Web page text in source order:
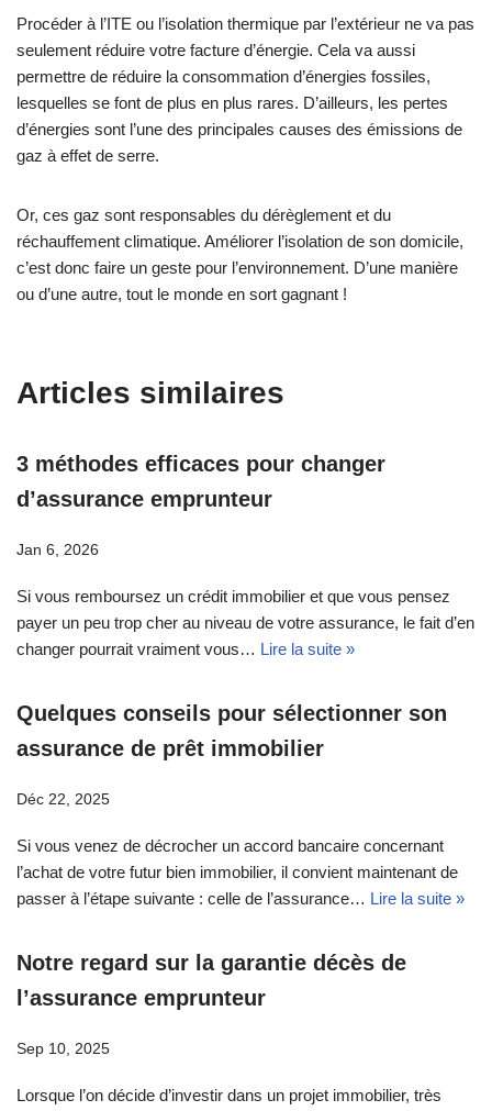
Procéder à l’ITE ou l’isolation thermique par l’extérieur ne va pas
seulement réduire votre facture d’énergie. Cela va aussi
permettre de réduire la consommation d’énergies fossiles,
lesquelles se font de plus en plus rares. D’ailleurs, les pertes
d’énergies sont l’une des principales causes des émissions de
gaz à effet de serre.
Or, ces gaz sont responsables du dérèglement et du
réchauffement climatique. Améliorer l’isolation de son domicile,
c’est donc faire un geste pour l’environnement. D’une manière
ou d’une autre, tout le monde en sort gagnant !
Articles similaires
3 méthodes efficaces pour changer
d’assurance emprunteur
Jan 6, 2026
Si vous remboursez un crédit immobilier et que vous pensez
payer un peu trop cher au niveau de votre assurance, le fait d’en
changer pourrait vraiment vous… Lire la suite »
Quelques conseils pour sélectionner son
assurance de prêt immobilier
Déc 22, 2025
Si vous venez de décrocher un accord bancaire concernant
l’achat de votre futur bien immobilier, il convient maintenant de
passer à l’étape suivante : celle de l’assurance… Lire la suite »
Notre regard sur la garantie décès de
l’assurance emprunteur
Sep 10, 2025
Lorsque l’on décide d’investir dans un projet immobilier, très